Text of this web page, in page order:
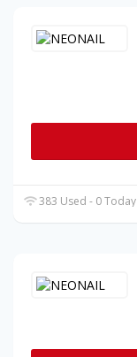
383 Used - 0 Today